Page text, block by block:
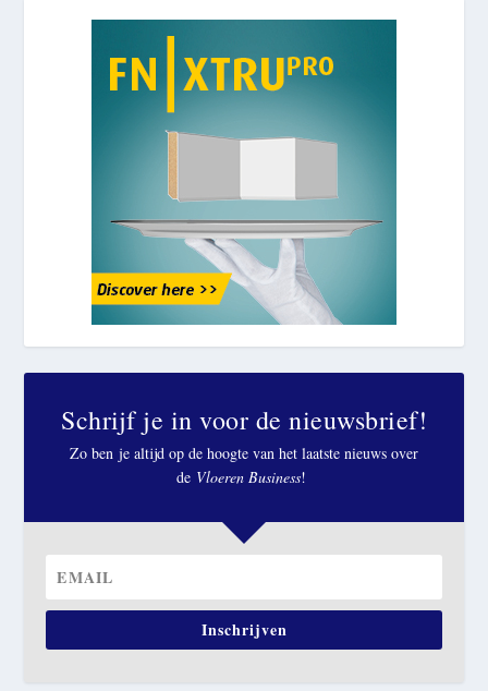
Schrijf je in voor de nieuwsbrief!
Zo ben je altijd op de hoogte van het laatste nieuws over
de Vloeren Business!
Inschrijven